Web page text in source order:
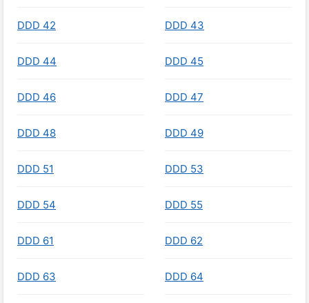
DDD 42 DDD 43
DDD 44 DDD 45
DDD 46 DDD 47
DDD 48 DDD 49
DDD 51 DDD 53
DDD 54 DDD 55
DDD 61 DDD 62
DDD 63 DDD 64